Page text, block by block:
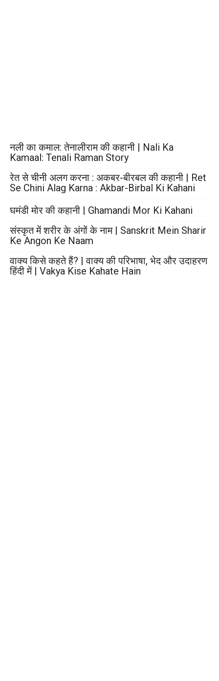
नली का कमाल: तेनालीराम की कहानी | Nali Ka
Kamaal: Tenali Raman Story
रेत से चीनी अलग करना : अकबर-बीरबल की कहानी | Ret
Se Chini Alag Karna : Akbar-Birbal Ki Kahani
घमंडी मोर की कहानी | Ghamandi Mor Ki Kahani
संस्कृत में शरीर के अंगों के नाम | Sanskrit Mein Sharir
Ke Angon Ke Naam
वाक्य किसे कहते हैं? | वाक्य की परिभाषा, भेद और उदाहरण
हिंदी में | Vakya Kise Kahate Hain